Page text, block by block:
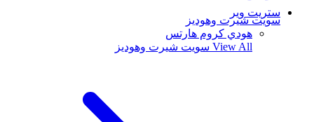
ستريت وير
سويت شيرت وهوديز
هودي كروم هارتس
View All سويت شيرت وهوديز